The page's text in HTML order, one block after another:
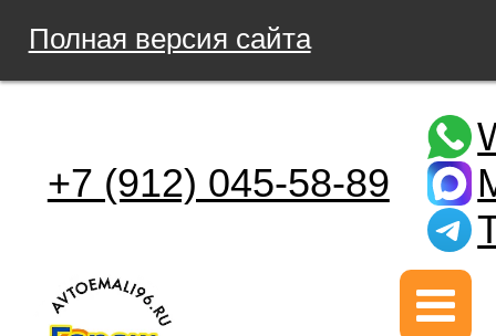
Полная версия сайта
+7 (912) 045-58-89